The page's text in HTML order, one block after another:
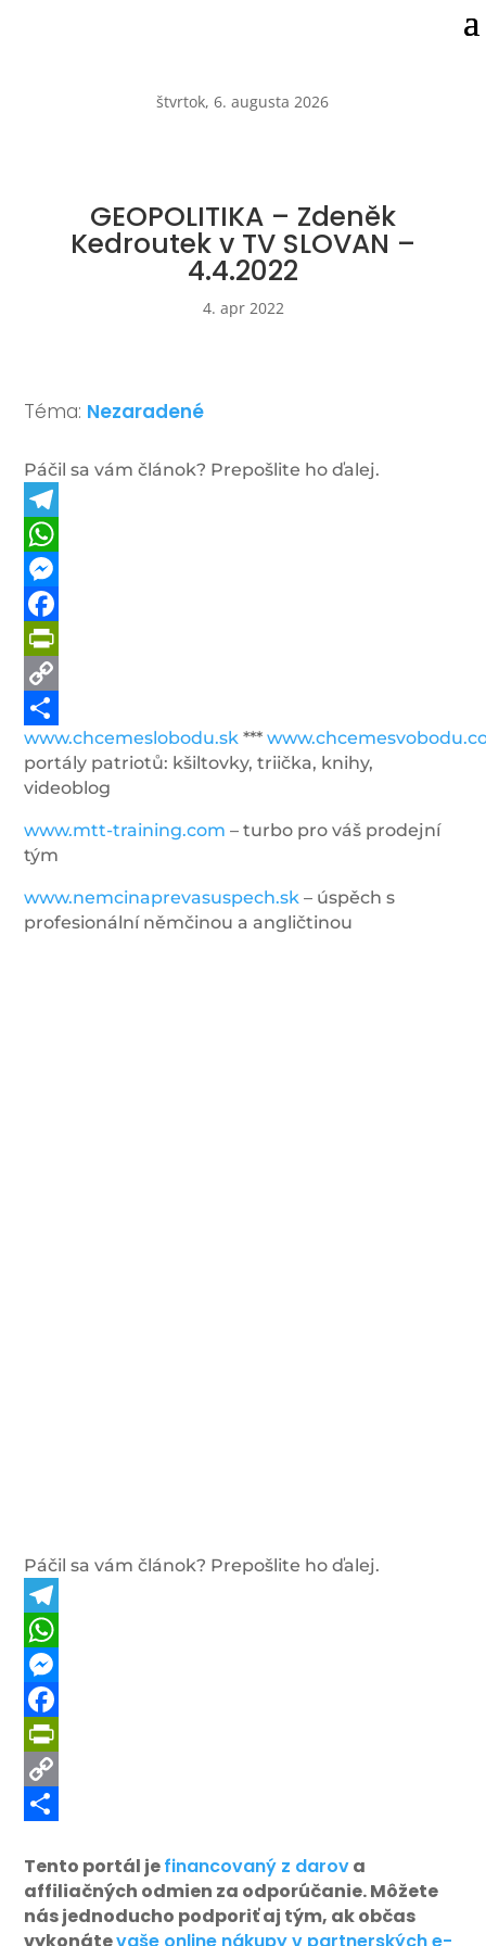
štvrtok, 6. augusta 2026
GEOPOLITIKA – Zdeněk
Kedroutek v TV SLOVAN –
4.4.2022
4. apr 2022
Téma: Nezaradené
Páčil sa vám článok? Prepošlite ho ďalej.
Telegram
WhatsApp
Messenger
Facebook
PrintFriendly
Copy
Link
Share
www.chcemeslobodu.sk ***
portály patriotů: kšiltovky, triička, knihy,
videoblog
www.mtt-training.com – turbo pro váš prodejní
tým
www.nemcinaprevasuspech.sk – úspěch s
profesionální němčinou a angličtinou
Páčil sa vám článok? Prepošlite ho ďalej.
Telegram
WhatsApp
Messenger
Facebook
PrintFriendly
Copy
Tento portál jefinancovaný z darova
affiliačných odmien za odporúčanie. Môžete
nás jednoducho podporiť aj tým, ak občas